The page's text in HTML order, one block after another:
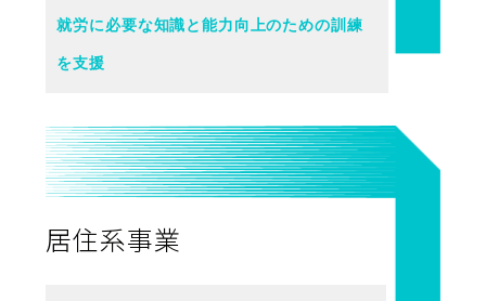
就労に必要な知識と能力向上のための訓練
を支援
居住系事業